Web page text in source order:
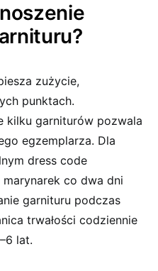
zużycie,
punktach.
kilku garniturów pozwala
egzemplarza. Dla
dress code
co dwa dni
garnituru podczas
trwałości codziennie
lat.